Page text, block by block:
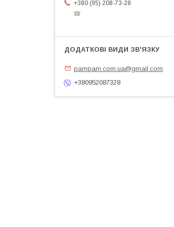
+380 (95) 208-73-28
☎
pampam.com.ua@gmail.com
+380952087328